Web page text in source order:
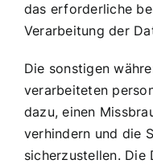
das erforderliche
Verarbeitung der
Die sonstigen
verarbeiteten
dazu, einen
verhindern und die
sicherzustellen. Die